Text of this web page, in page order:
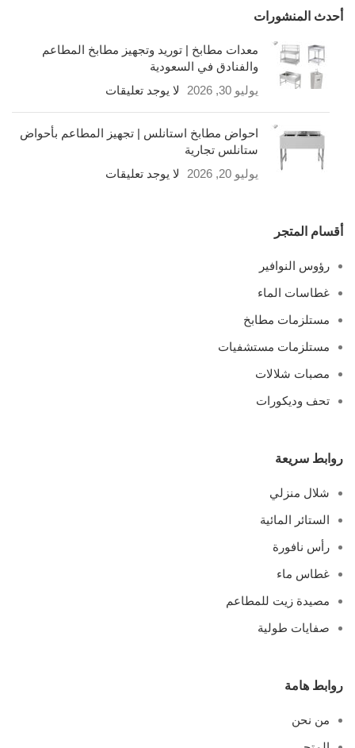
أحدث المنشورات
معدات مطابخ | توريد وتجهيز مطابخ المطاعم
والفنادق في السعودية
يوليو 30, 2026
لا يوجد تعليقات
احواض مطابخ استانلس | تجهيز المطاعم بأحواض
ستانلس تجارية
يوليو 20, 2026
لا يوجد تعليقات
أقسام المتجر
رؤوس النوافير
غطاسات الماء
مستلزمات مطابخ
مستلزمات مستشفيات
مصبات شلالات
تحف وديكورات
روابط سريعة
شلال منزلي
الستائر المائية
رأس نافورة
غطاس ماء
مصيدة زيت للمطاعم
صفايات طولية
روابط هامة
من نحن